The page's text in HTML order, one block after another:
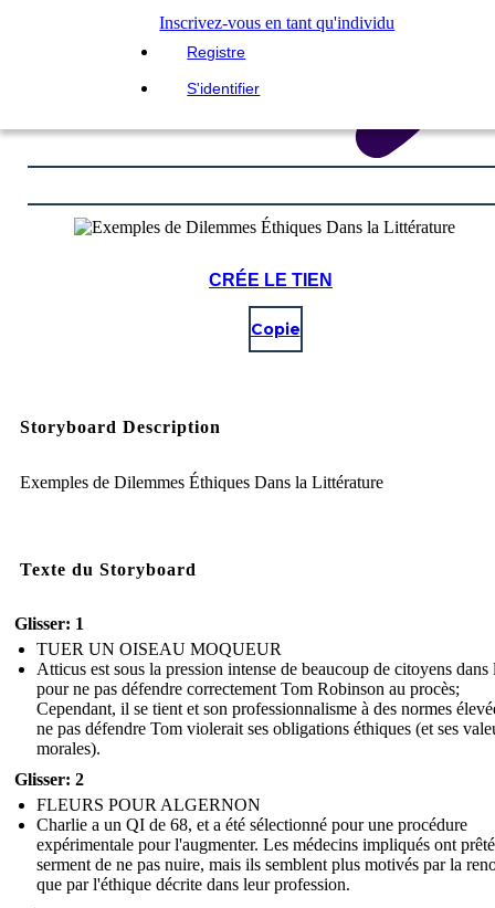
Inscrivez-vous en tant qu'individu
Registre
S'identifier
CRÉE LE TIEN
Copie
Storyboard Description
Exemples de Dilemmes Éthiques Dans la Littérature
Texte du Storyboard
Glisser: 1
TUER UN OISEAU MOQUEUR
Atticus est sous la pression intense de beaucoup de citoyens
pour ne pas défendre correctement Tom Robinson au procès;
Cependant, il se tient et son professionnalisme à des normes
ne pas défendre Tom violerait ses obligations éthiques (et ses
morales).
Glisser: 2
FLEURS POUR ALGERNON
Charlie a un QI de 68, et a été sélectionné pour une procédure
expérimentale pour l'augmenter. Les médecins impliqués ont prêté
serment de ne pas nuire, mais ils semblent plus motivés par la
que par l'éthique décrite dans leur profession.